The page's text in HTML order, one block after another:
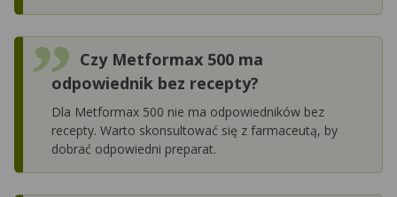
Czy Metformax 500 ma
odpowiednik bez recepty?
Dla Metformax 500 nie ma odpowiedników bez
recepty. Warto skonsultować się z farmaceutą, by
dobrać odpowiedni preparat.